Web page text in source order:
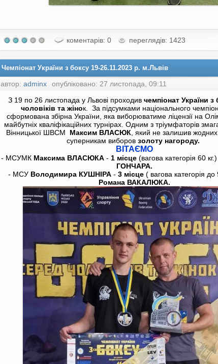
коментарів: 0 переглядів: 1423
Чемпіонат України з боксу 19-26.11.2023 р. м.Львів
автор: adminx
опубліковано: 27 листопада, 09:11
З 19 по 26 листопада у Львові проходив чемпіонат України
чоловіків та жінок. За підсумками національного
сформована збірна України, яка виборюватиме ліцензії на
майбутніх кваліфікаційних турнірах. Одним з тріумфаторів
Вінницької ШВСМ Максим ВЛАСЮК , який не залишив
суперникам виборов золоту нагороду.
ВІТАЄМО
- МСУМК Максима ВЛАСЮКА- 1 місце(вагова категорія 60 кг.)
ГОНЧАРА.
- МСУВолодимира КУШНІРА - 3 місце ( вагова категорія
Романа ВАКАЛЮКА.